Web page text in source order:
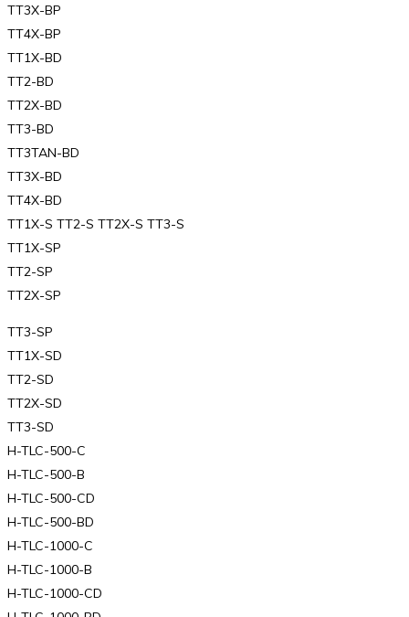
TT3X-BP
TT4X-BP
TT1X-BD
TT2-BD
TT2X-BD
TT3-BD
TT3TAN-BD
TT3X-BD
TT4X-BD
TT1X-S TT2-S TT2X-S TT3-S
TT1X-SP
TT2-SP
TT2X-SP
TT3-SP
TT1X-SD
TT2-SD
TT2X-SD
TT3-SD
H-TLC-500-C
H-TLC-500-B
H-TLC-500-CD
H-TLC-500-BD
H-TLC-1000-C
H-TLC-1000-B
H-TLC-1000-CD